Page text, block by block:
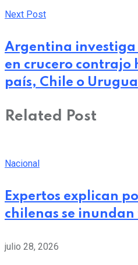
Next Post
Argentina
en crucero contrajo
país, Chile o
Related Post
Nacional
Expertos explican
chilenas se inundan
julio 28, 2026